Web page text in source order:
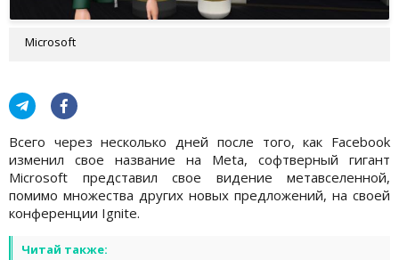
Microsoft
Всего через несколько дней после того, как Facebook
изменил свое название на Meta, софтверный гигант
Microsoft представил свое видение метавселенной,
помимо множества других новых предложений, на своей
конференции Ignite.
Читай также: